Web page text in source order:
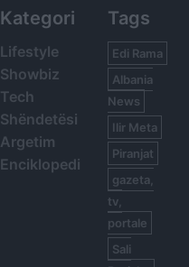
Kategori
Lifestyle
Showbiz
Tech
Shëndetësi
Argetim
Enciklopedi
Tags
Edi Rama
Albania
News
Ilir Meta
Piranjat
gazeta,
tv,
portale
Sali